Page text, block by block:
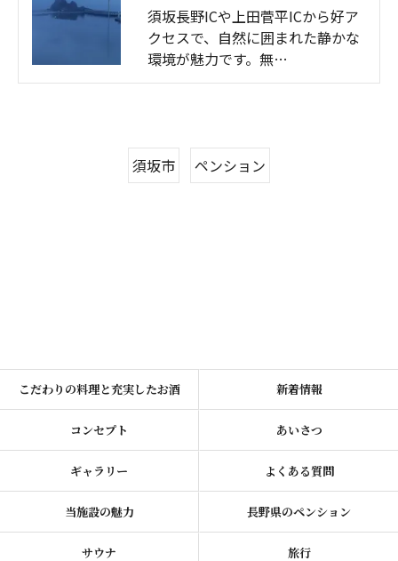
須坂長野ICや上田菅平ICから好ア
クセスで、自然に囲まれた静かな
環境が魅力です。無…
須坂市 ペンション
こだわりの料理と充実したお酒 新着情報
コンセプト あいさつ
ギャラリー よくある質問
当施設の魅力 長野県のペンション
サウナ 旅行